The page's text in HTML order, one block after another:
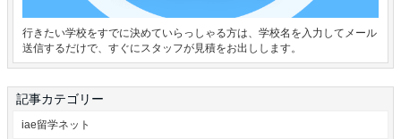
行きたい学校をすでに決めていらっしゃる方は、学校名を入力してメール
送信するだけで、すぐにスタッフが見積をお出しします。
記事カテゴリー
iae留学ネット